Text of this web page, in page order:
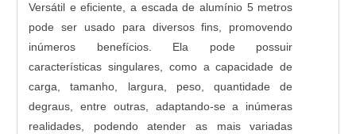
Versátil e eficiente, a escada de alumínio 5 metros
pode ser usado para diversos fins, promovendo
inúmeros benefícios. Ela pode possuir
características singulares, como a capacidade de
carga, tamanho, largura, peso, quantidade de
degraus, entre outras, adaptando-se a inúmeras
realidades, podendo atender as mais variadas